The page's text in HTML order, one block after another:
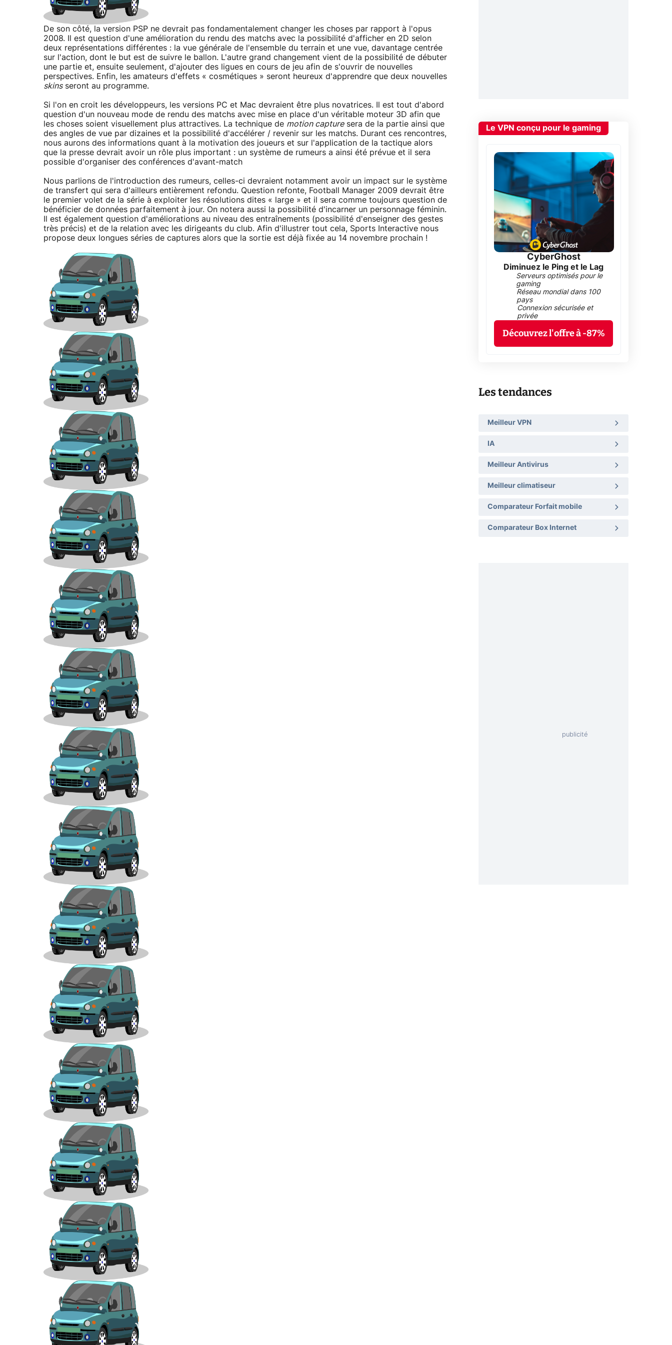
De son côté, la version PSP ne devrait pas fondamentalement changer les choses par rapport à l'opus
2008. Il est question d'une amélioration du rendu des matchs avec la possibilité d'afficher en 2D selon
deux représentations différentes : la vue générale de l'ensemble du terrain et une vue, davantage centrée
sur l'action, dont le but est de suivre le ballon. L'autre grand changement vient de la possibilité de débuter
une partie et, ensuite seulement, d'ajouter des ligues en cours de jeu afin de s'ouvrir de nouvelles
perspectives. Enfin, les amateurs d'effets « cosmétiques » seront heureux d'apprendre que deux nouvelles
skinsseront au programme.
Si l'on en croit les développeurs, les versions PC et Mac devraient être plus novatrices. Il est tout d'abord
question d'un nouveau mode de rendu des matchs avec mise en place d'un véritable moteur 3D afin que
les choses soient visuellement plus attractives. La technique de motion capturesera de la partie ainsi que
des angles de vue par dizaines et la possibilité d'accélérer / revenir sur les matchs. Durant ces rencontres,
nous aurons des informations quant à la motivation des joueurs et sur l'application de la tactique alors
que la presse devrait avoir un rôle plus important : un système de rumeurs a ainsi été prévue et il sera
possible d'organiser des conférences d'avant-match
Nous parlions de l'introduction des rumeurs, celles-ci devraient notamment avoir un impact sur le système
de transfert qui sera d'ailleurs entièrement refondu. Question refonte, Football Manager 2009 devrait être
le premier volet de la série à exploiter les résolutions dites « large » et il sera comme toujours question de
bénéficier de données parfaitement à jour. On notera aussi la possibilité d'incarner un personnage féminin.
Il est également question d'améliorations au niveau des entraînements (possibilité d'enseigner des gestes
très précis) et de la relation avec les dirigeants du club. Afin d'illustrer tout cela, Sports Interactive nous
propose deux longues séries de captures alors que la sortie est déjà fixée au 14 novembre prochain !
Le VPN conçu pour le gaming
CyberGhost
Diminuez le Ping et le Lag
Serveurs optimisés pour le
gaming
Réseau mondial dans 100
pays
Connexion sécurisée et
privée
Découvrez l'offre à -87%
Les tendances
Meilleur VPN
IA
Meilleur Antivirus
Meilleur climatiseur
Comparateur Forfait mobile
Comparateur Box Internet